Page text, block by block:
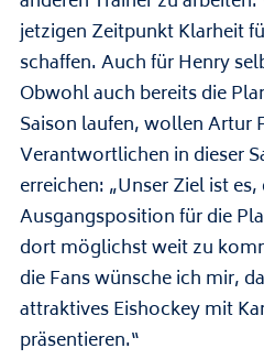
jetzigen Zeitpunkt Klarheit
schaffen. Auch für Henry
Obwohl auch bereits die
Saison laufen, wollen Artur
Verantwortlichen in dieser
erreichen: „Unser Ziel ist
Ausgangsposition für die
dort möglichst weit zu
die Fans wünsche ich mir,
attraktives Eishockey mit
präsentieren.“